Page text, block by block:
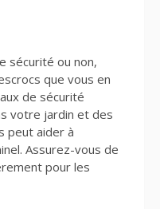
sécurité ou non,
que vous en
de sécurité
votre jardin et des
peut aider à
Assurez-vous de
pour les